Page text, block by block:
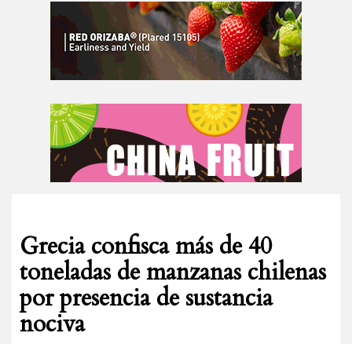
Grecia confisca más de 40
toneladas de manzanas chilenas
por presencia de sustancia
nociva